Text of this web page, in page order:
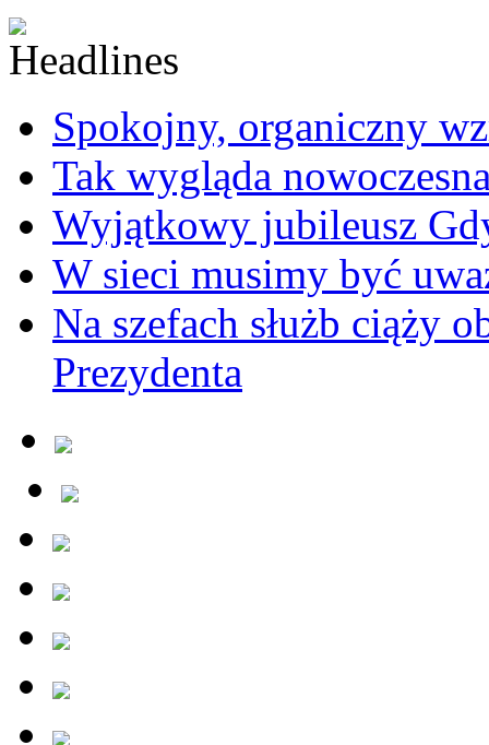
Spokojny, organiczny
Tak wygląda
Wyjątkowy jubileusz
W sieci musimy być
Na szefach służb ciąży
Prezydenta